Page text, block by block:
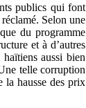
publics qui font
Selon une
du programme
et à d’autres
aussi bien
telle corruption
la hausse des prix